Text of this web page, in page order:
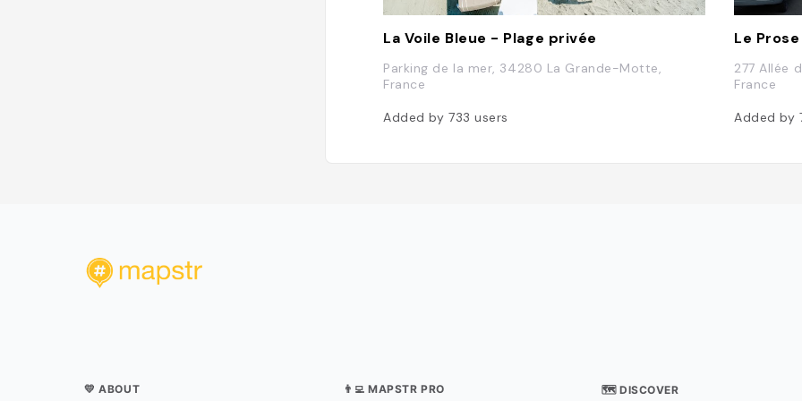
La Voile Bleue - Plage privée
Parking de la mer, 34280 La Grande-Motte,
France
Added by 733users
Le
277 Allée
France
Added by
💛 ABOUT 👨‍💻 MAPSTR PRO 🗺 DISCOVER